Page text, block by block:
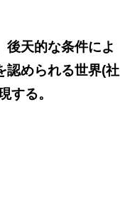
後天的な条件によ
認められる世界(社
する。